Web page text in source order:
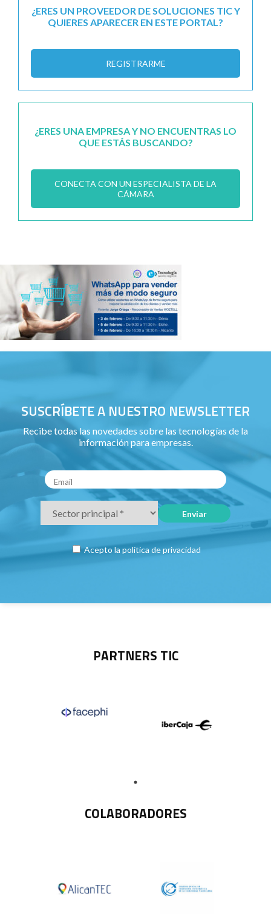
¿ERES UN PROVEEDOR DE SOLUCIONES TIC Y
QUIERES APARECER EN ESTE PORTAL?
REGISTRARME
¿ERES UNA EMPRESA Y NO ENCUENTRAS LO
QUE ESTÁS BUSCANDO?
CONECTA CON UN ESPECIALISTA DE LA
CÁMARA
SUSCRÍBETE A NUESTRO NEWSLETTER
Recibe todas las novedades sobre las tecnologías de la
información para empresas.
Acepto la política de privacidad
PARTNERS TIC
COLABORADORES